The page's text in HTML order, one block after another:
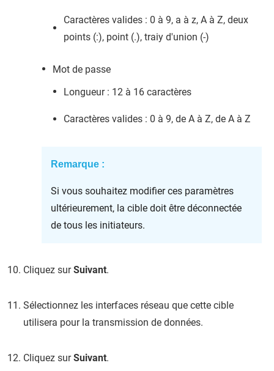
Caractères valides : 0 à 9, a à z, A à Z, deux
points (:), point (.), traiy d'union (-)
Mot de passe
Longueur : 12 à 16 caractères
Caractères valides : 0 à 9, de A à Z, de A à Z
Remarque :
Si vous souhaitez modifier ces paramètres
ultérieurement, la cible doit être déconnectée
de tous les initiateurs.
Cliquez surSuivant.
Sélectionnez les interfaces réseau que cette cible
utilisera pour la transmission de données.
Cliquez surSuivant.